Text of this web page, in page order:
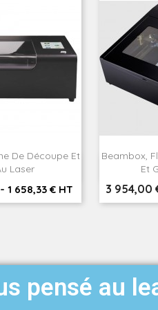
De Découpe Et
Laser
- 1 658,33 € HT
rapide
Beambox,
Et
Prix
3 954,00

pensé au